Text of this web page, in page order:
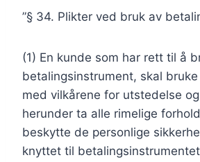
”§ 34. Plikter ved bruk av
(1) En kunde som har rett til å
betalingsinstrument, skal
med vilkårene for utstedelse
herunder ta alle rimelige
beskytte de personlige
knyttet til